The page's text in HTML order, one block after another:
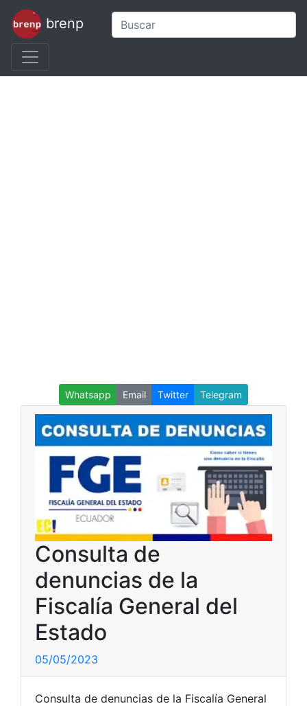
brenp
Whatsapp Email Twitter Telegram
Consulta de
denuncias de la
Fiscalía General del
Estado
05/05/2023
Consulta de denuncias de la Fiscalía General